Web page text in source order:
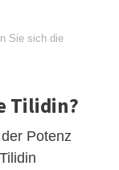
Sie sich die
Tilidin?
Potenz